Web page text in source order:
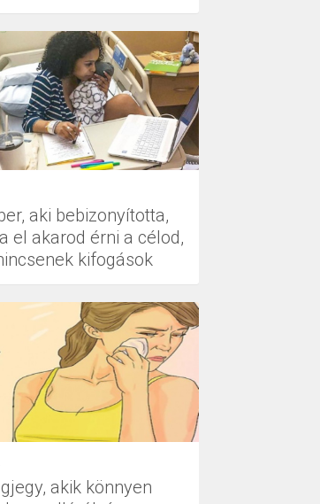
aki bebizonyította,
el akarod érni a célod,
kifogások
akik könnyen